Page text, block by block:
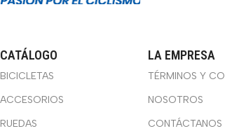
CATÁLOGO
BICICLETAS
ACCESORIOS
RUEDAS
LA EMPRESA
TÉRMINOS Y
NOSOTROS
CONTÁCTANOS